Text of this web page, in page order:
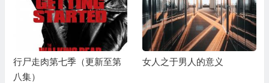
行尸走肉第七季（更新至第
八集）
女人之于男人的意义